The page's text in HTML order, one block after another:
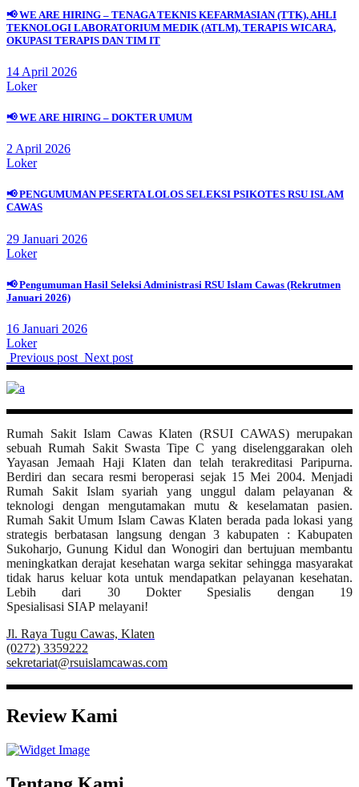
📢 WE ARE HIRING – TENAGA TEKNIS KEFARMASIAN (TTK), AHLI
TEKNOLOGI LABORATORIUM MEDIK (ATLM), TERAPIS WICARA,
OKUPASI TERAPIS DAN TIM IT
14 April 2026
Loker
📢 WE ARE HIRING – DOKTER UMUM
2 April 2026
Loker
📢 PENGUMUMAN PESERTA LOLOS SELEKSI PSIKOTES RSU ISLAM
CAWAS
29 Januari 2026
Loker
📢 Pengumuman Hasil Seleksi Administrasi RSU Islam Cawas (Rekrutmen
Januari 2026)
16 Januari 2026
Loker
Previous post Next post
Rumah Sakit Islam Cawas Klaten (RSUI CAWAS) merupakan
sebuah Rumah Sakit Swasta Tipe C yang diselenggarakan oleh
Yayasan Jemaah Haji Klaten dan telah terakreditasi Paripurna.
Berdiri dan secara resmi beroperasi sejak 15 Mei 2004. Menjadi
Rumah Sakit Islam syariah yang unggul dalam pelayanan &
teknologi dengan mengutamakan mutu & keselamatan pasien.
Rumah Sakit Umum Islam Cawas Klaten berada pada lokasi yang
strategis berbatasan langsung dengan 3 kabupaten : Kabupaten
Sukoharjo, Gunung Kidul dan Wonogiri dan bertujuan membantu
meningkatkan derajat kesehatan warga sekitar sehingga masyarakat
tidak harus keluar kota untuk mendapatkan pelayanan kesehatan.
Lebih dari 30 Dokter Spesialis dengan 19
Spesialisasi SIAP melayani!
Jl. Raya Tugu Cawas, Klaten
(0272) 3359222
sekretariat@rsuislamcawas.com
Review Kami